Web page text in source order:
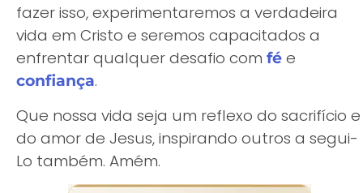
fazer isso, experimentaremos a verdadeira
vida em Cristo e seremos capacitados a
enfrentar qualquer desafio com fé e
confiança.
Que nossa vida seja um reflexo do sacrifício e
do amor de Jesus, inspirando outros a segui-
Lo também. Amém.